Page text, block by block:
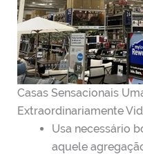
Casas Sensacionais
Extraordinariamente
Usa necessário
aquele